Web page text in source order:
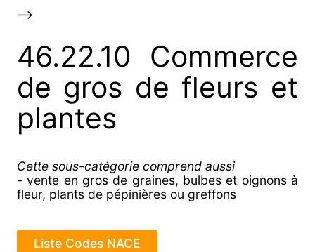
-->
46.22.10 Commerce
de gros de fleurs et
plantes
Cette sous-catégorie comprend aussi
- vente en gros de graines, bulbes et oignons à
fleur, plants de pépinières ou greffons
Liste Codes NACE